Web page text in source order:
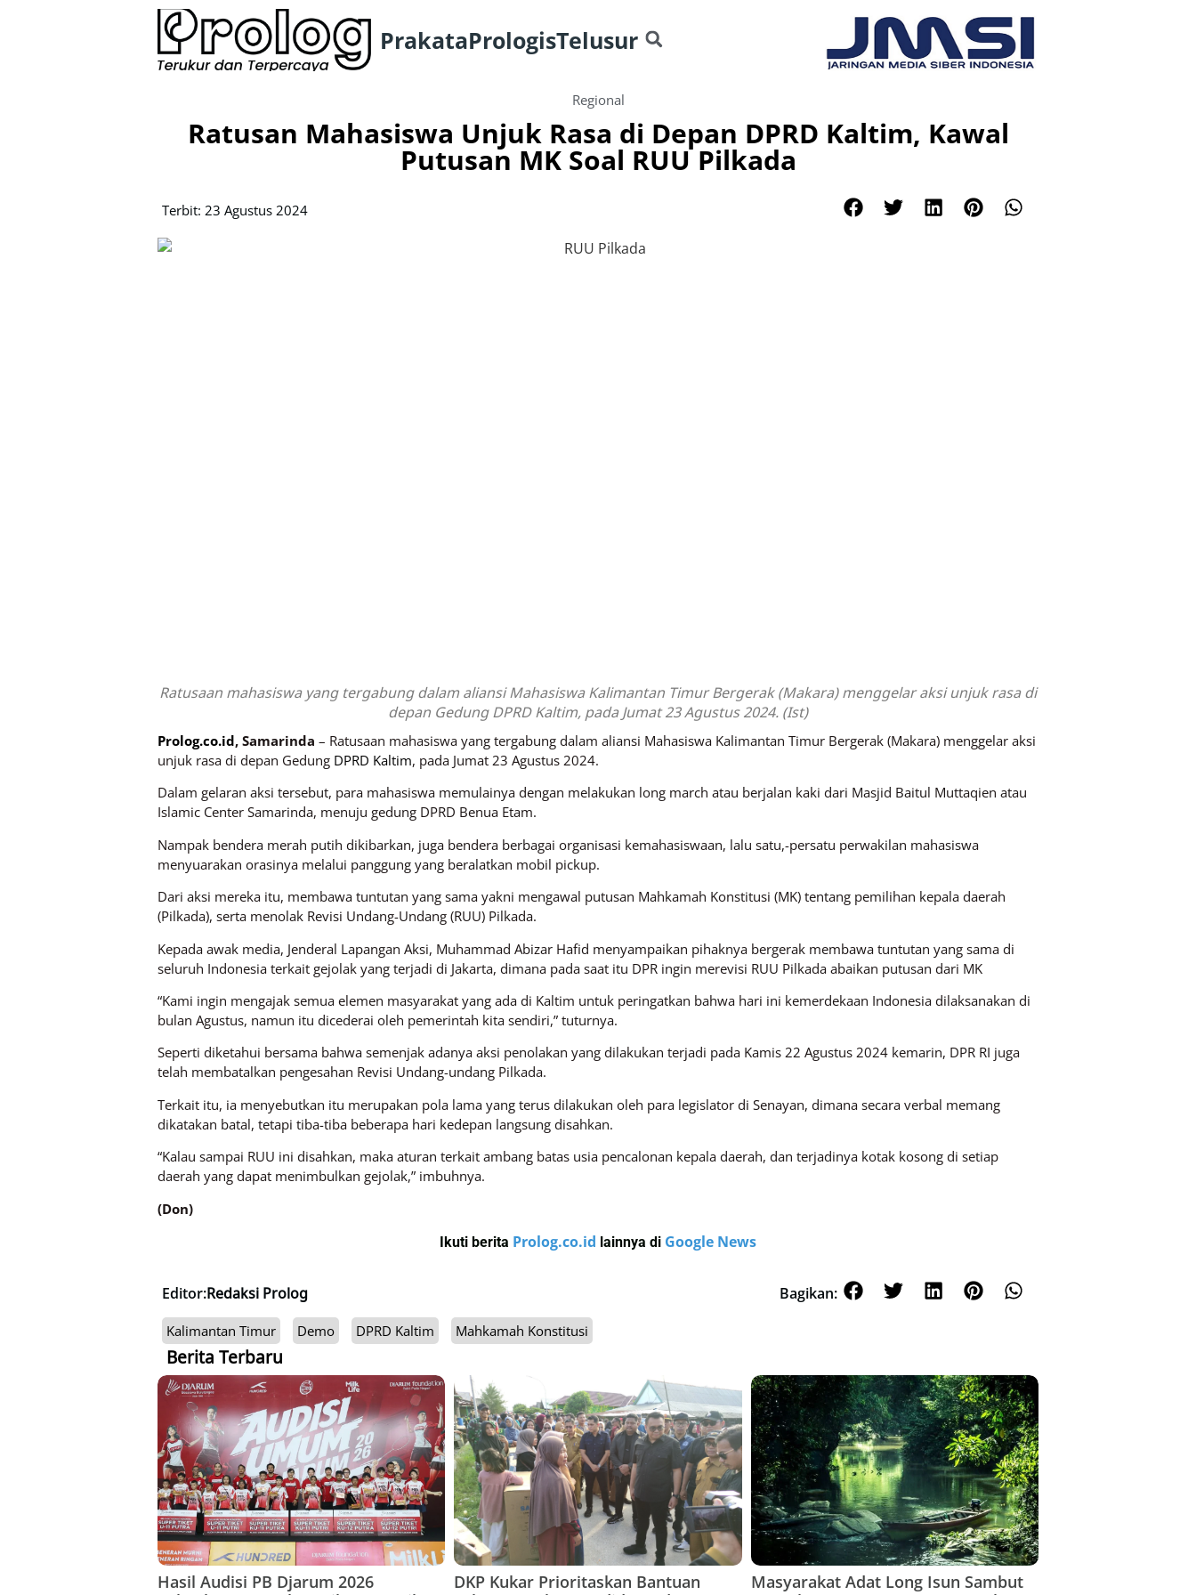
PrakataPrologisTelusur
Regional
Ratusan Mahasiswa Unjuk Rasa di Depan DPRD Kaltim, Kawal
Putusan MK Soal RUU Pilkada
Terbit: 23 Agustus 2024
Ratusaan mahasiswa yang tergabung dalam aliansi Mahasiswa Kalimantan Timur Bergerak (Makara) menggelar aksi unjuk rasa di
depan Gedung DPRD Kaltim, pada Jumat 23 Agustus 2024. (Ist)
Prolog.co.id, Samarinda – Ratusaan mahasiswa yang tergabung dalam aliansi Mahasiswa Kalimantan Timur Bergerak (Makara) menggelar aksi
unjuk rasa di depan Gedung DPRD Kaltim, pada Jumat 23 Agustus 2024.
Dalam gelaran aksi tersebut, para mahasiswa memulainya dengan melakukan long march atau berjalan kaki dari Masjid Baitul Muttaqien atau
Islamic Center Samarinda, menuju gedung DPRD Benua Etam.
Nampak bendera merah putih dikibarkan, juga bendera berbagai organisasi kemahasiswaan, lalu satu,-persatu perwakilan mahasiswa
menyuarakan orasinya melalui panggung yang beralatkan mobil pickup.
Dari aksi mereka itu, membawa tuntutan yang sama yakni mengawal putusan Mahkamah Konstitusi (MK) tentang pemilihan kepala daerah
(Pilkada), serta menolak Revisi Undang-Undang (RUU) Pilkada.
Kepada awak media, Jenderal Lapangan Aksi, Muhammad Abizar Hafid menyampaikan pihaknya bergerak membawa tuntutan yang sama di
seluruh Indonesia terkait gejolak yang terjadi di Jakarta, dimana pada saat itu DPR ingin merevisi RUU Pilkada abaikan putusan dari MK
“Kami ingin mengajak semua elemen masyarakat yang ada di Kaltim untuk peringatkan bahwa hari ini kemerdekaan Indonesia dilaksanakan di
bulan Agustus, namun itu dicederai oleh pemerintah kita sendiri,” tuturnya.
Seperti diketahui bersama bahwa semenjak adanya aksi penolakan yang dilakukan terjadi pada Kamis 22 Agustus 2024 kemarin, DPR RI juga
telah membatalkan pengesahan Revisi Undang-undang Pilkada.
Terkait itu, ia menyebutkan itu merupakan pola lama yang terus dilakukan oleh para legislator di Senayan, dimana secara verbal memang
dikatakan batal, tetapi tiba-tiba beberapa hari kedepan langsung disahkan.
“Kalau sampai RUU ini disahkan, maka aturan terkait ambang batas usia pencalonan kepala daerah, dan terjadinya kotak kosong di setiap
daerah yang dapat menimbulkan gejolak,” imbuhnya.
(Don)
Ikuti berita Prolog.co.id lainnya di Google News
Editor:Redaksi Prolog Bagikan:
Kalimantan Timur Demo DPRD Kaltim Mahkamah Konstitusi
Berita Terbaru
Hasil Audisi PB Djarum 2026
DKP Kukar Prioritaskan Bantuan
Masyarakat Adat Long Isun Sambut